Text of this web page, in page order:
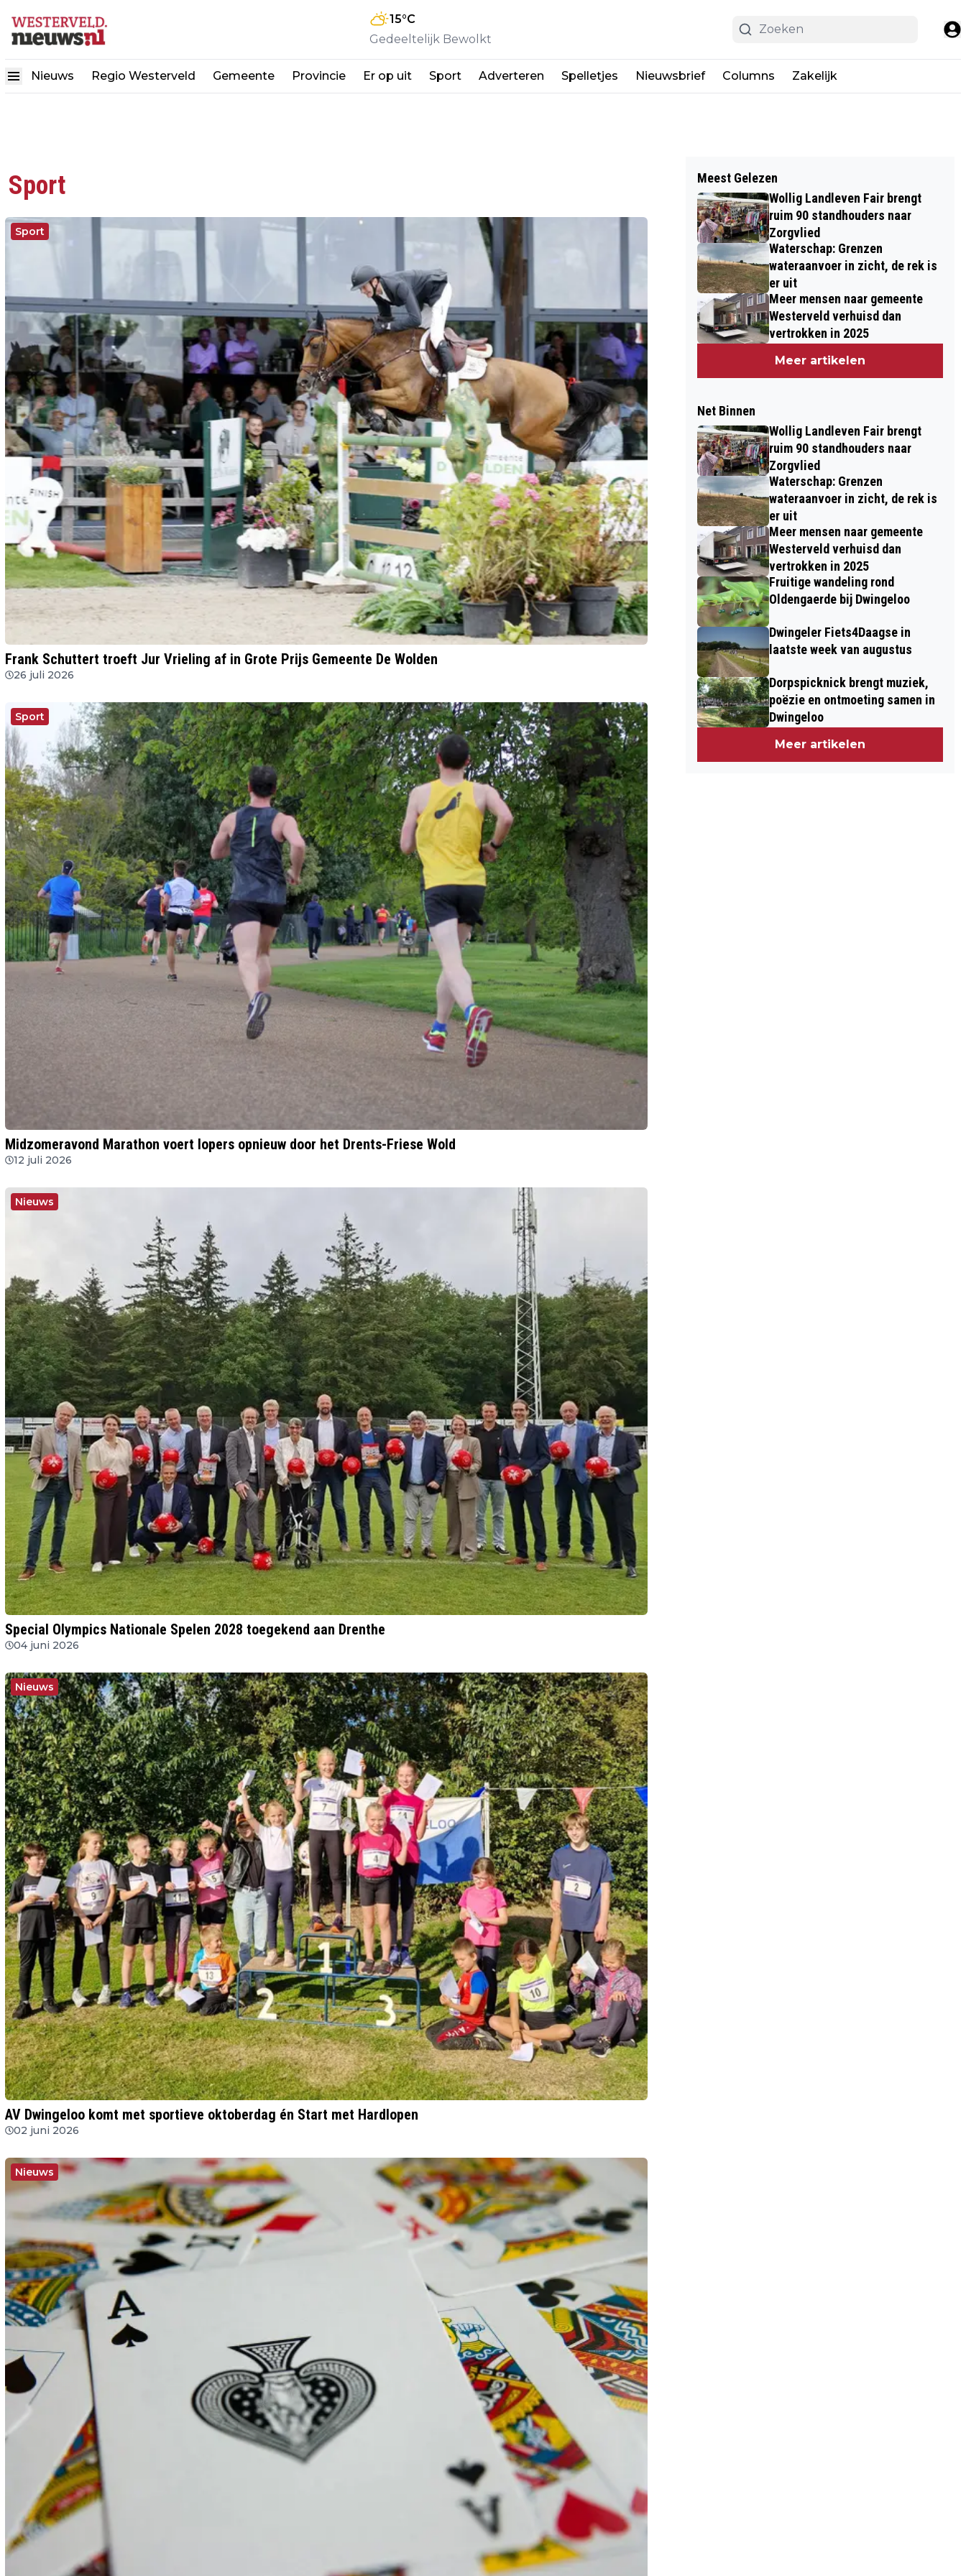
15°C
Gedeeltelijk Bewolkt
Nieuws Regio Westerveld Gemeente Provincie Er op uit Sport Adverteren Spelletjes Nieuwsbrief Columns Zakelijk
Sport
Sport
Frank Schuttert troeft Jur Vrieling af in Grote Prijs Gemeente De Wolden
26 juli 2026
Sport
Midzomeravond Marathon voert lopers opnieuw door het Drents-Friese Wold
12 juli 2026
Nieuws
Special Olympics Nationale Spelen 2028 toegekend aan Drenthe
04 juni 2026
Nieuws
AV Dwingeloo komt met sportieve oktoberdag én Start met Hardlopen
02 juni 2026
Nieuws
Meest Gelezen
Wollig Landleven Fair brengt
ruim 90 standhouders naar
Zorgvlied
Waterschap: Grenzen
wateraanvoer in zicht, de rek is
er uit
Meer mensen naar gemeente
Westerveld verhuisd dan
vertrokken in 2025
Meer artikelen
Net Binnen
Wollig Landleven Fair brengt
ruim 90 standhouders naar
Zorgvlied
Waterschap: Grenzen
wateraanvoer in zicht, de rek is
er uit
Meer mensen naar gemeente
Westerveld verhuisd dan
vertrokken in 2025
Fruitige wandeling rond
Oldengaerde bij Dwingeloo
Dwingeler Fiets4Daagse in
laatste week van augustus
Dorpspicknick brengt muziek,
poëzie en ontmoeting samen in
Dwingeloo
Meer artikelen